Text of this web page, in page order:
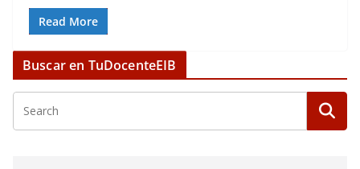
Read More
Buscar en TuDocenteEIB